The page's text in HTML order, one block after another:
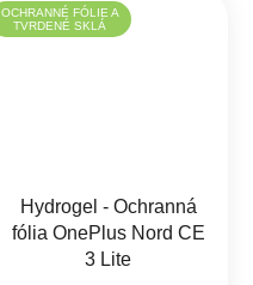
OCHRANNÉ FÓLIE A
TVRDENÉ SKLÁ
Hydrogel - Ochranná
fólia OnePlus Nord CE
3 Lite